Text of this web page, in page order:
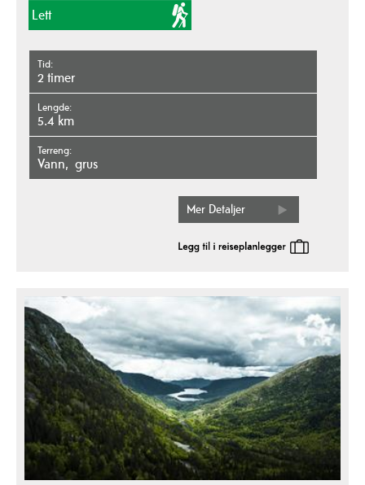
Lett
Tid
2 timer
Lengde
5.4 km
Terreng
vann grus
Mer Detaljer